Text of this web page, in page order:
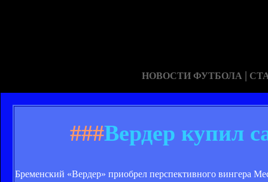
НОВОСТИ ФУТБОЛА |
###Вердер купил
Бременский «Вердер» приобрел перспективного вингера